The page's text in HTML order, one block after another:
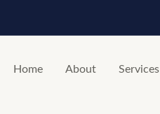
Home
About Services